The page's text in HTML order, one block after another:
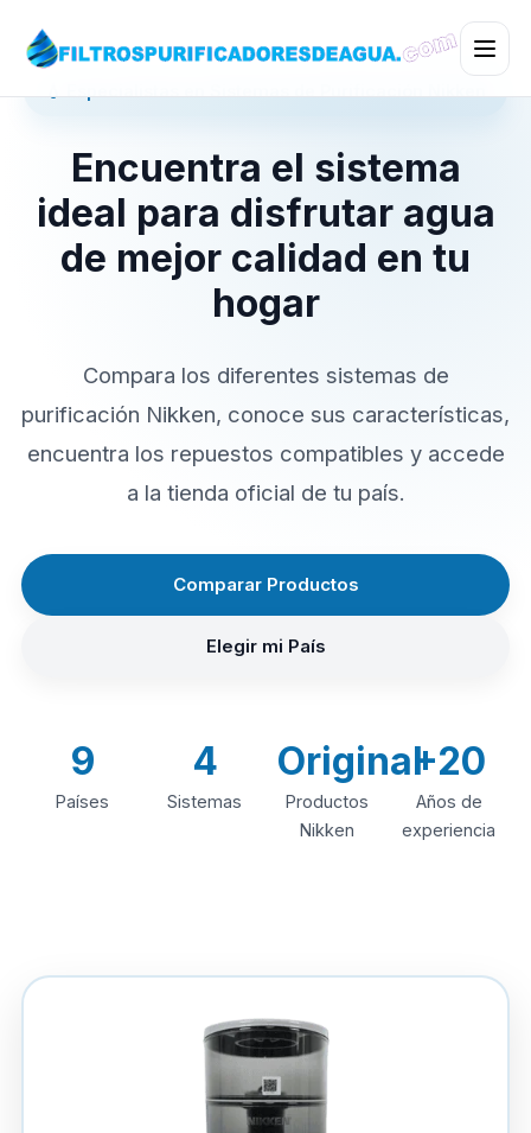
Encuentra el sistema
ideal para disfrutar agua
de mejor calidad en tu
hogar
Compara los diferentes sistemas de
purificación Nikken, conoce sus características,
encuentra los repuestos compatibles y accede
a la tienda oficial de tu país.
Comparar Productos
Elegir mi País
9
Países
4
Sistemas
Original
Productos
Nikken
+20
Años de
experiencia